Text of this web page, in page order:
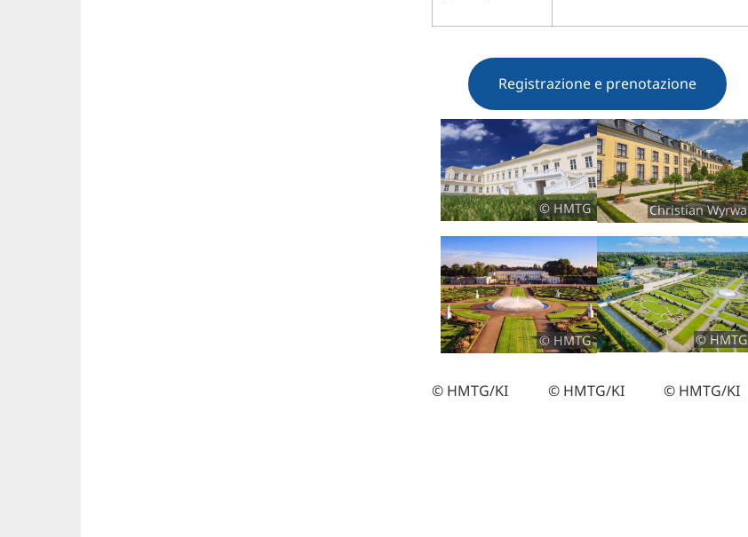
Registrazione e prenotazione
© HMTG Christian Wyrwa
© HMTG © HMTG
© HMTG/KI © HMTG/KI © HMTG/KI